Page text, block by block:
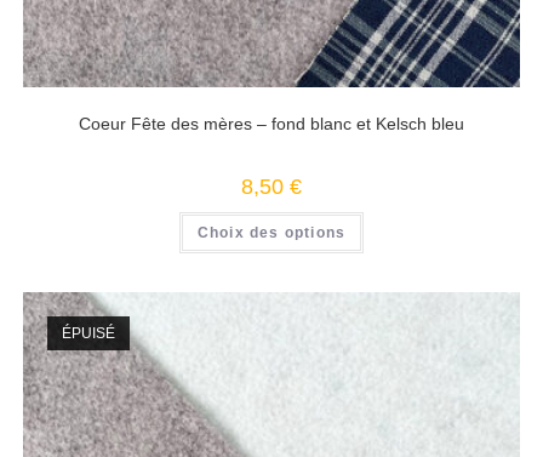
Coeur Fête des mères – fond blanc et Kelsch bleu
8,50 €
Choix des options
ÉPUISÉ